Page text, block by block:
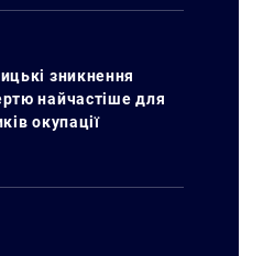
зникнення
найчастіше для
окупації